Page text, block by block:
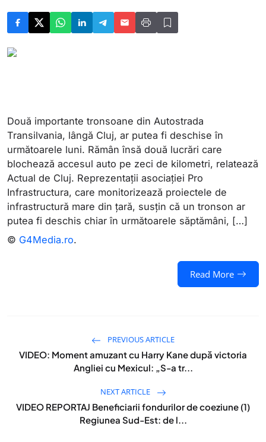
Două importante tronsoane din Autostrada
Transilvania, lângă Cluj, ar putea fi deschise în
următoarele luni. Rămân însă două lucrări care
blochează accesul auto pe zeci de kilometri, relatează
Actual de Cluj. Reprezentații asociației Pro
Infrastructura, care monitorizează proiectele de
infrastructură mare din țară, susțin că un tronson ar
putea fi deschis chiar în următoarele săptămâni, […]
© G4Media.ro.
Read More
PREVIOUS ARTICLE
VIDEO: Moment amuzant cu Harry Kane după victoria
Angliei cu Mexicul: „S-a tr...
NEXT ARTICLE
VIDEO REPORTAJ Beneficiarii fondurilor de coeziune (1)
Regiunea Sud-Est: de l...